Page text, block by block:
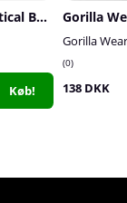
SOLID Nutrition Tactical Backpack, 45 L
Køb!
Gorilla
0
138 DKK